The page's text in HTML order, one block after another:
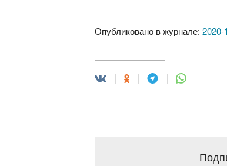
Опубликовано в журнале:2020-1